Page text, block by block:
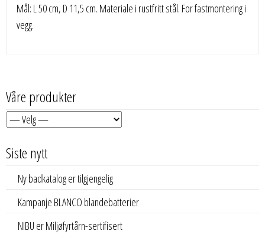
Mål: L 50 cm, D 11,5 cm. Materiale i rustfritt stål. For fastmontering i
vegg.
Våre produkter
Siste nytt
Ny badkatalog er tilgjengelig
Kampanje BLANCO blandebatterier
NIBU er Miljøfyrtårn-sertifisert